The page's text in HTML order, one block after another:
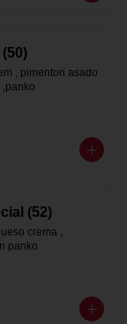
, pimenton asado
(52)
crema ,
panko